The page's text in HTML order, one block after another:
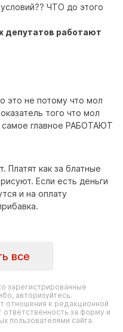
ЧТО до этого
депутатов работают
это не потому что мол
того что мол
главное РАБОТАЮТ
Платят как за блатные
Если есть деньги
и на оплату
все
зарегистрированные
авторизуйтесь.
отношения к редакционной
за форму и
пользователями сайта.